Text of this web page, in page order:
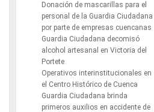
Donación de mascarillas para el
personal de la Guardia Ciudadana
por parte de empresas cuencanas
Guardia Ciudadana decomisó
alcohol artesanal en Victoria del
Portete
Operativos interinstitucionales en
el Centro Histórico de Cuenca
Guardia Ciudadana brinda
primeros auxilios en accidente de